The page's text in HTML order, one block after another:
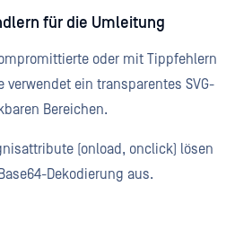
für die Umleitung
oder mit Tippfehlern
verwendet ein transparentes SVG-
Bereichen.
(onload, onclick) lösen
Dekodierung aus.